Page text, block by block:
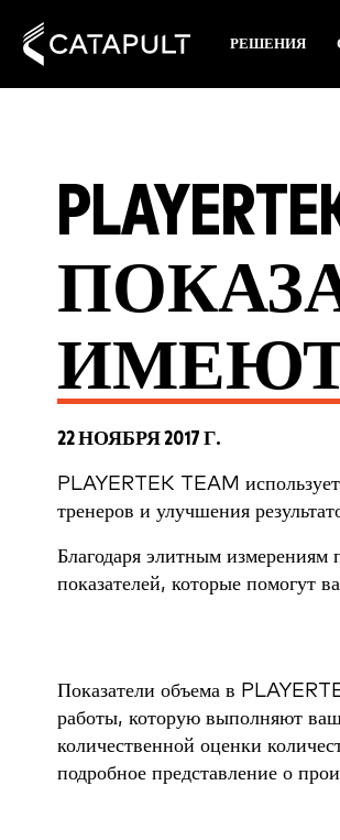
РЕШЕНИЯ
ИМЕЮТ
22 НОЯБРЯ 2017 Г.
PLAYERTEK TEAM
тренеров и улучшения
Благодаря элитным
показателей, которые помогут
Показатели объема в
работы, которую выполняют
количественной оценки
подробное представление о